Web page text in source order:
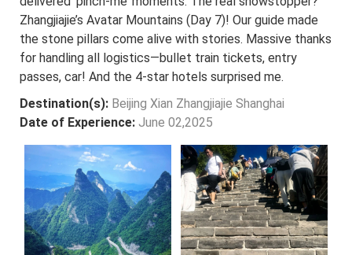
Zhangjiajie’s Avatar Mountains (Day 7)! Our guide made
the stone pillars come alive with stories. Massive thanks
for handling all logistics—bullet train tickets, entry
passes, car! And the 4-star hotels surprised me.
Destination(s): Beijing Xian Zhangjiajie Shanghai
Date of Experience: June 02,2025